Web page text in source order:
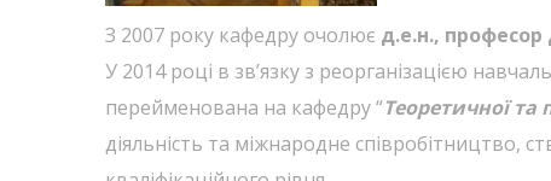
З 2007 року кафедру очолює д.е.н.,
У 2014 році в зв’язку з реорганізацією
перейменована на кафедру “Теоретичної
діяльність та міжнародне співробітництво,